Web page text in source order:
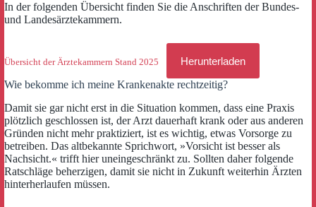
In der folgenden Übersicht finden Sie die Anschriften der Bundes-
und Landesärztekammern.
Übersicht der Ärztekammern Stand 2025
Herunterladen
Wie bekomme ich meine Krankenakte rechtzeitig?
Damit sie gar nicht erst in die Situation kommen, dass eine Praxis
plötzlich geschlossen ist, der Arzt dauerhaft krank oder aus anderen
Gründen nicht mehr praktiziert, ist es wichtig, etwas Vorsorge zu
betreiben. Das altbekannte Sprichwort, »Vorsicht ist besser als
Nachsicht.« trifft hier uneingeschränkt zu. Sollten daher folgende
Ratschläge beherzigen, damit sie nicht in Zukunft weiterhin Ärzten
hinterherlaufen müssen.